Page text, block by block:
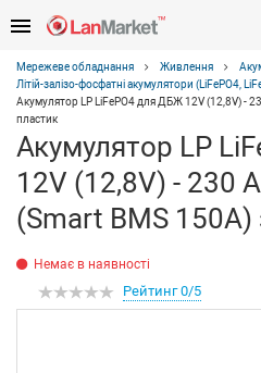
Мережеве обладнання Живлення
Літій-залізо-фосфатні акумулятори (LiFePO4,
Акумулятор LP LiFePO4 для ДБЖ 12V (12,8V) -
пластик
Акумулятор LP
12V (12,8V) - 230
(Smart BMS 150А)
Немає в наявності
Рейтинг 0/5